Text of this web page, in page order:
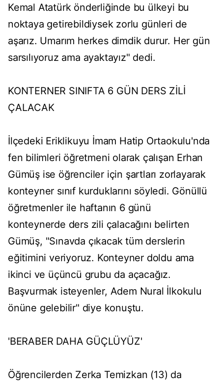
Kemal Atatürk önderliğinde bu ülkeyi bu
noktaya getirebildiysek zorlu günleri de
aşarız. Umarım herkes dimdik durur. Her gün
sarsılıyoruz ama ayaktayız" dedi.
KONTERNER SINIFTA 6 GÜN DERS ZİLİ
ÇALACAK
İlçedeki Eriklikuyu İmam Hatip Ortaokulu'nda
fen bilimleri öğretmeni olarak çalışan Erhan
Gümüş ise öğrenciler için şartları zorlayarak
konteyner sınıf kurduklarını söyledi. Gönüllü
öğretmenler ile haftanın 6 günü
konteynerde ders zili çalacağını belirten
Gümüş, "Sınavda çıkacak tüm derslerin
eğitimini veriyoruz. Konteyner doldu ama
ikinci ve üçüncü grubu da açacağız.
Başvurmak isteyenler, Adem Nural İlkokulu
önüne gelebilir" diye konuştu.
'BERABER DAHA GÜÇLÜYÜZ'
Öğrencilerden Zerka Temizkan (13) da